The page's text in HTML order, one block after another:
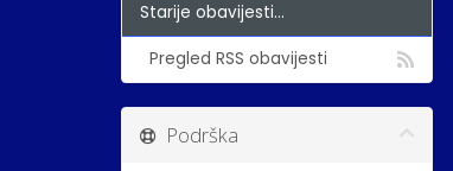
Starije obavijesti...
Pregled RSS obavijesti
Podrška